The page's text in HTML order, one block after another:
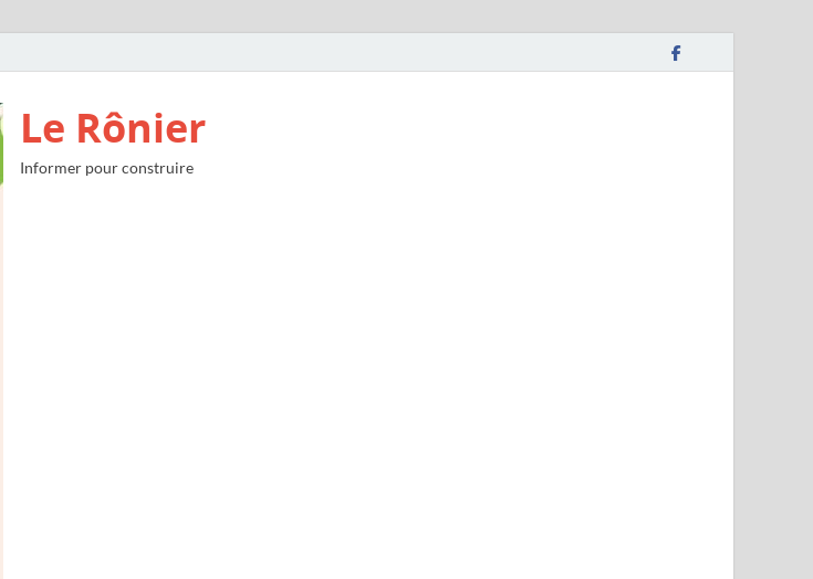
Le Rônier
Informer pour construire